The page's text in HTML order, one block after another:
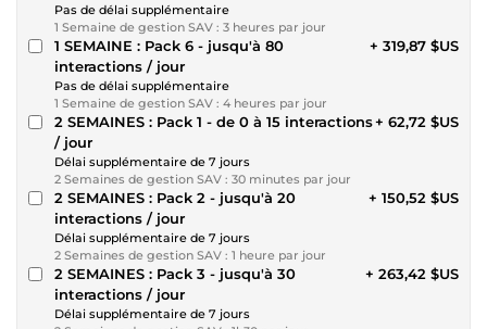
Pas de délai supplémentaire
1 Semaine de gestion SAV : 3 heures par jour
1 SEMAINE : Pack 6 - jusqu'à 80
interactions / jour
Pas de délai supplémentaire
1 Semaine de gestion SAV : 4 heures par jour
+ 319,87 $US
2 SEMAINES : Pack 1 - de 0 à 15 interactions
/ jour
Délai supplémentaire de 7 jours
2 Semaines de gestion SAV : 30 minutes par jour
+ 62,72 $US
2 SEMAINES : Pack 2 - jusqu'à 20
interactions / jour
Délai supplémentaire de 7 jours
2 Semaines de gestion SAV : 1 heure par jour
+ 150,52 $US
2 SEMAINES : Pack 3 - jusqu'à 30
interactions / jour
Délai supplémentaire de 7 jours
+ 263,42 $US